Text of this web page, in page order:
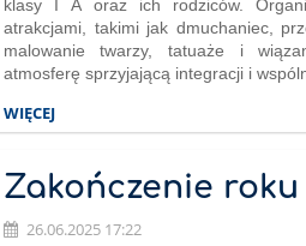
klasy I A oraz ich rodziców.
atrakcjami, takimi jak dmuchaniec,
malowanie twarzy, tatuaże i
atmosferę sprzyjającą integracji i
WIĘCEJ
Zakończenie roku
26.06.2025 17:22